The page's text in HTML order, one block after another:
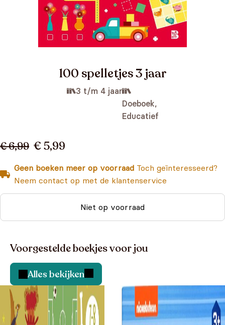
100 spelletjes 3 jaar
3 t/m 4 jaar
Doeboek,
Educatief
€ 6,99 € 5,99
Geen boeken meer op voorraad Toch geïnteresseerd?
Neem contact op met de klantenservice
Niet op voorraad
Voorgestelde boekjes voor jou
Alles bekijken